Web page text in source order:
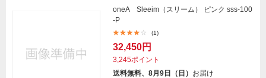
oneA Sleeim（スリーム） ピンク sss-100
-P
(1)
32,450円
3,245ポイント
送料無料、8月9日（日） お届け